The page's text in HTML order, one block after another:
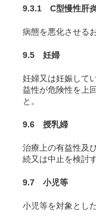
9.3.1 C型慢性肝
病態を悪化させる
9.5 妊婦
妊婦又は妊娠して
益性が危険性を上
と。
9.6 授乳婦
治療上の有益性及
続又は中止を検討
9.7 小児等
小児等を対象とし